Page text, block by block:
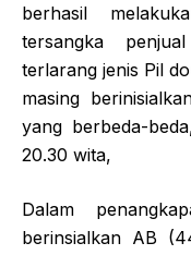
berhasil
tersangka
terlarang jenis Pil
masing
yang berbeda-
20.30 wita,
Dalam
berinsialkan AB